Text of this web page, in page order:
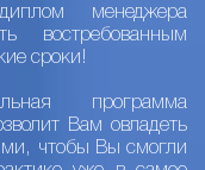
менеджера
востребованным
сроки!
программа
Вам овладеть
чтобы Вы смогли